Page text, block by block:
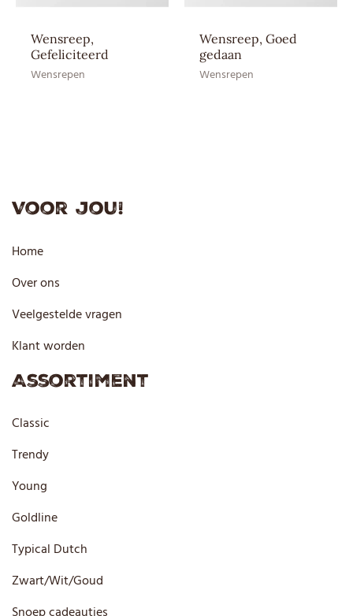
Wensreep,
Gefeliciteerd
Wensrepen
Wensreep, Goed
gedaan
Wensrepen
Voor jou!
Home
Over ons
Veelgestelde vragen
Klant worden
Assortiment
Classic
Trendy
Young
Goldline
Typical Dutch
Zwart/Wit/Goud